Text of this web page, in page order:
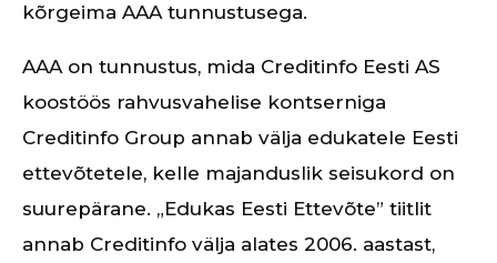
kõrgeima AAA tunnustusega.
AAA on tunnustus, mida Creditinfo Eesti AS
koostöös rahvusvahelise kontserniga
Creditinfo Group annab välja edukatele Eesti
ettevõtetele, kelle majanduslik seisukord on
suurepärane. „Edukas Eesti Ettevõte” tiitlit
annab Creditinfo välja alates 2006. aastast,